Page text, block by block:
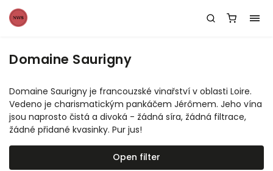
Domaine Saurigny
Domaine Saurigny je francouzské vinařství v oblasti Loire.
Vedeno je charismatickým pankáčem Jérômem. Jeho vína
jsou naprosto čistá a divoká - žádná síra, žádná filtrace,
žádné přidané kvasinky. Pur jus!
Open filter